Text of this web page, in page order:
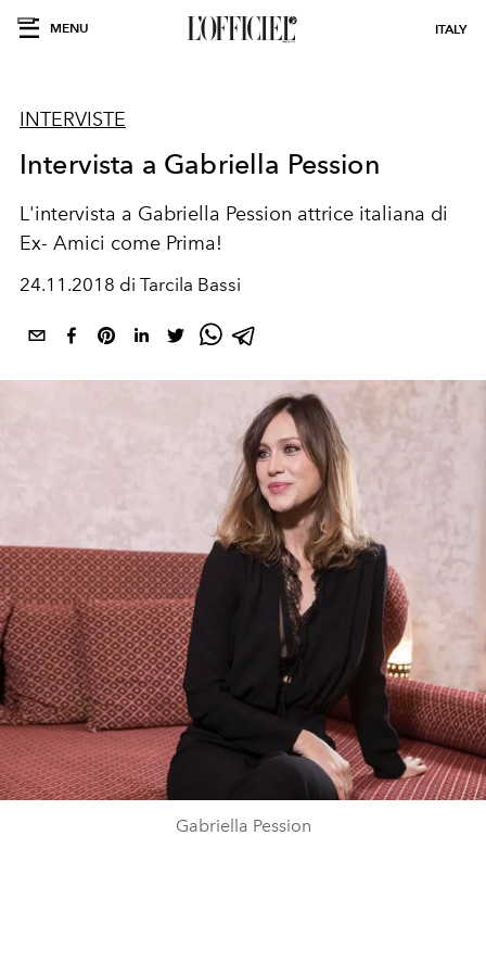
MENU ITALY
INTERVISTE
Intervista a Gabriella Pession
L'intervista a Gabriella Pession attrice italiana di
Ex- Amici come Prima!
24.11.2018 di Tarcila Bassi
Gabriella Pession